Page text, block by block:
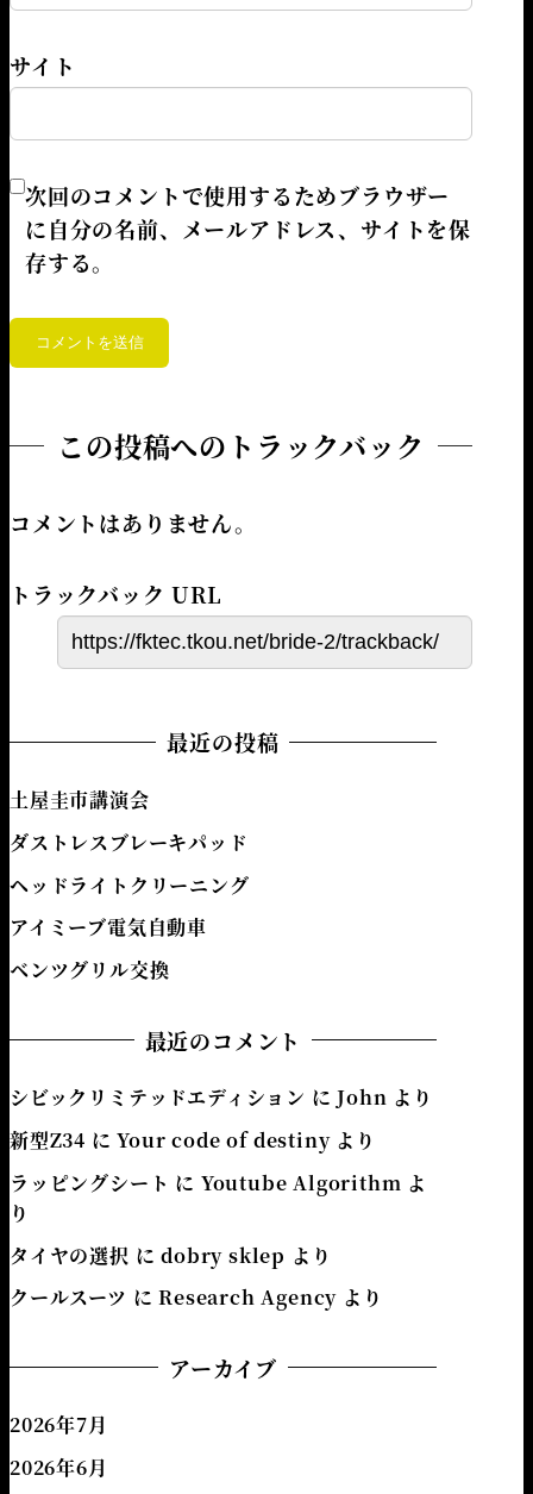
サイト
次回のコメントで使用するためブラウザー
に自分の名前、メールアドレス、サイトを保
存する。
この投稿へのトラックバック
コメントはありません。
トラックバック URL
最近の投稿
土屋圭市講演会
ダストレスブレーキパッド
ヘッドライトクリーニング
アイミーブ電気自動車
ベンツグリル交換
最近のコメント
シビックリミテッドエディション にJohn より
新型Z34 にYour code of destinyより
ラッピングシート に Youtube Algorithm よ
り
タイヤの選択 にdobry sklep より
クールスーツ にResearch Agency より
アーカイブ
2026年7月
2026年6月